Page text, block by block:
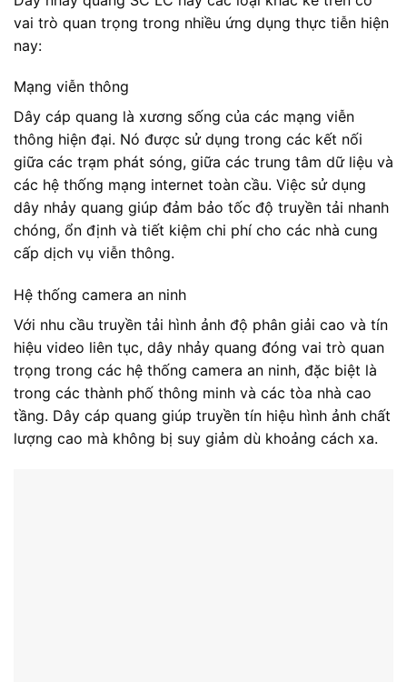
vai trò quan trọng trong nhiều ứng dụng thực tiễn hiện
nay:
Mạng viễn thông
Dây cáp quang là xương sống của các mạng viễn
thông hiện đại. Nó được sử dụng trong các kết nối
giữa các trạm phát sóng, giữa các trung tâm dữ liệu và
các hệ thống mạng internet toàn cầu. Việc sử dụng
dây nhảy quang giúp đảm bảo tốc độ truyền tải nhanh
chóng, ổn định và tiết kiệm chi phí cho các nhà cung
cấp dịch vụ viễn thông.
Hệ thống camera an ninh
Với nhu cầu truyền tải hình ảnh độ phân giải cao và tín
hiệu video liên tục, dây nhảy quang đóng vai trò quan
trọng trong các hệ thống camera an ninh, đặc biệt là
trong các thành phố thông minh và các tòa nhà cao
tầng. Dây cáp quang giúp truyền tín hiệu hình ảnh chất
lượng cao mà không bị suy giảm dù khoảng cách xa.